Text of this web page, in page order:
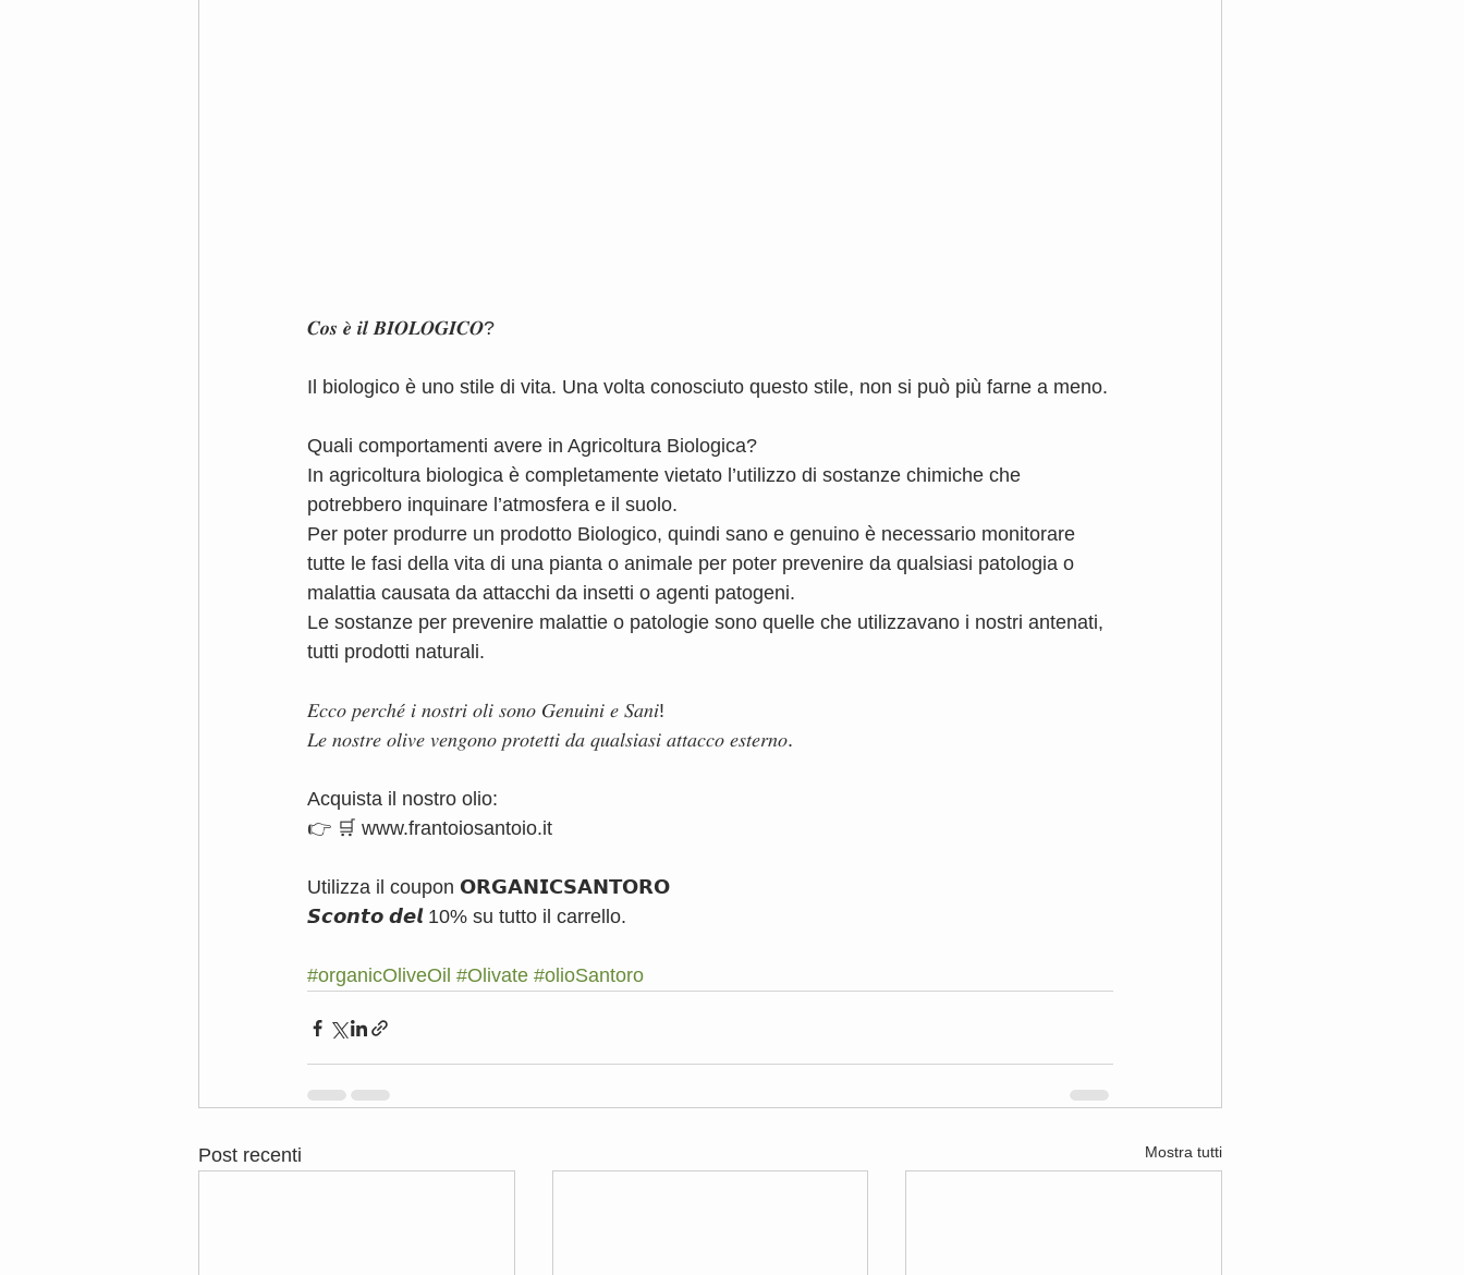
𝑪𝒐𝒔 𝒆̀ 𝒊𝒍 𝑩𝑰𝑶𝑳𝑶𝑮𝑰𝑪𝑶?
Il biologico è uno stile di vita. Una volta conosciuto questo stile, non si può più farne a meno.
Quali comportamenti avere in Agricoltura Biologica?
In agricoltura biologica è completamente vietato l’utilizzo di sostanze chimiche che
potrebbero inquinare l’atmosfera e il suolo.
Per poter produrre un prodotto Biologico, quindi sano e genuino è necessario monitorare
tutte le fasi della vita di una pianta o animale per poter prevenire da qualsiasi patologia o
malattia causata da attacchi da insetti o agenti patogeni.
Le sostanze per prevenire malattie o patologie sono quelle che utilizzavano i nostri antenati,
tutti prodotti naturali.
𝐸𝑐𝑐𝑜 𝑝𝑒𝑟𝑐ℎ𝑒́ 𝑖 𝑛𝑜𝑠𝑡𝑟𝑖 𝑜𝑙𝑖 𝑠𝑜𝑛𝑜 𝐺𝑒𝑛𝑢𝑖𝑛𝑖 𝑒 𝑆𝑎𝑛𝑖!
𝐿𝑒 𝑛𝑜𝑠𝑡𝑟𝑒 𝑜𝑙𝑖𝑣𝑒 𝑣𝑒𝑛𝑔𝑜𝑛𝑜 𝑝𝑟𝑜𝑡𝑒𝑡𝑡𝑖 𝑑𝑎 𝑞𝑢𝑎𝑙𝑠𝑖𝑎𝑠𝑖 𝑎𝑡𝑡𝑎𝑐𝑐𝑜 𝑒𝑠𝑡𝑒𝑟𝑛𝑜.
Acquista il nostro olio:
👉 🛒 www.frantoiosantoio.it
Utilizza il coupon 𝗢𝗥𝗚𝗔𝗡𝗜𝗖𝗦𝗔𝗡𝗧𝗢𝗥𝗢
𝙎𝙘𝙤𝙣𝙩𝙤 𝙙𝙚𝙡 10% su tutto il carrello.
#organicOliveOil #Olivate #olioSantoro
Post recenti Mostra tutti